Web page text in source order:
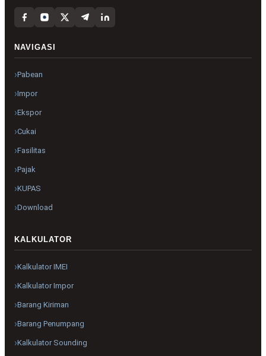
NAVIGASI
Pabean
Impor
Ekspor
Cukai
Fasilitas
Pajak
KUPAS
Download
KALKULATOR
Kalkulator IMEI
Kalkulator Impor
Barang Kiriman
Barang Penumpang
Kalkulator Sounding